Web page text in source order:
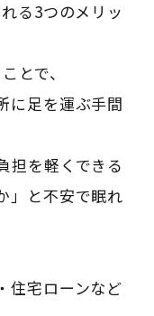
る3つのメリッ
とで、
に足を運ぶ手間
担を軽くできる
」と不安で眠れ
住宅ローンなど